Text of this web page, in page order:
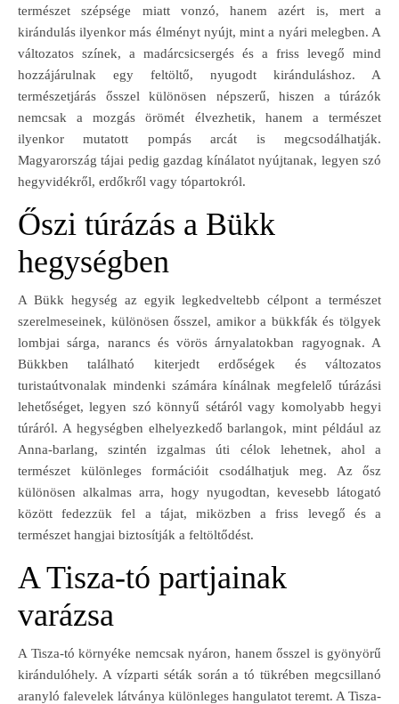
természet szépsége miatt vonzó, hanem azért is, mert a
kirándulás ilyenkor más élményt nyújt, mint a nyári melegben. A
változatos színek, a madárcsicsergés és a friss levegő mind
hozzájárulnak egy feltöltő, nyugodt kiránduláshoz. A
természetjárás ősszel különösen népszerű, hiszen a túrázók
nemcsak a mozgás örömét élvezhetik, hanem a természet
ilyenkor mutatott pompás arcát is megcsodálhatják.
Magyarország tájai pedig gazdag kínálatot nyújtanak, legyen szó
hegyvidékről, erdőkről vagy tópartokról.
Őszi túrázás a Bükk
hegységben
A Bükk hegység az egyik legkedveltebb célpont a természet
szerelmeseinek, különösen ősszel, amikor a bükkfák és tölgyek
lombjai sárga, narancs és vörös árnyalatokban ragyognak. A
Bükkben található kiterjedt erdőségek és változatos
turistaútvonalak mindenki számára kínálnak megfelelő túrázási
lehetőséget, legyen szó könnyű sétáról vagy komolyabb hegyi
túráról. A hegységben elhelyezkedő barlangok, mint például az
Anna-barlang, szintén izgalmas úti célok lehetnek, ahol a
természet különleges formációit csodálhatjuk meg. Az ősz
különösen alkalmas arra, hogy nyugodtan, kevesebb látogató
között fedezzük fel a tájat, miközben a friss levegő és a
természet hangjai biztosítják a feltöltődést.
A Tisza-tó partjainak
varázsa
A Tisza-tó környéke nemcsak nyáron, hanem ősszel is gyönyörű
kirándulóhely. A vízparti séták során a tó tükrében megcsillanó
aranyló falevelek látványa különleges hangulatot teremt. A Tisza-